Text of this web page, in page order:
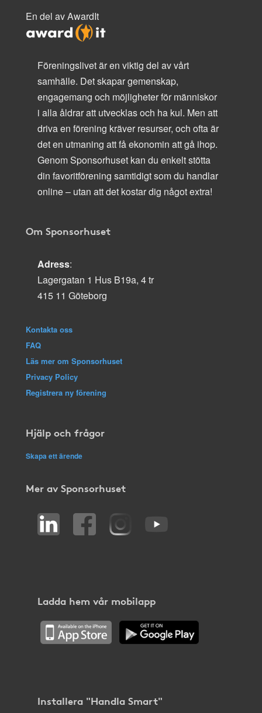
En del av AwardIt
Föreningslivet är en viktig del av vårt
samhälle. Det skapar gemenskap,
engagemang och möjligheter för människor
i alla åldrar att utvecklas och ha kul. Men att
driva en förening kräver resurser, och ofta är
det en utmaning att få ekonomin att gå ihop.
Genom Sponsorhuset kan du enkelt stötta
din favoritförening samtidigt som du handlar
online – utan att det kostar dig något extra!
Om Sponsorhuset
Adress:
Lagergatan 1 Hus B19a, 4 tr
415 11 Göteborg
Kontakta oss
FAQ
Läs mer om Sponsorhuset
Privacy Policy
Registrera ny förening
Hjälp och frågor
Skapa ett ärende
Mer av Sponsorhuset
Ladda hem vår mobilapp
Installera "Handla Smart"